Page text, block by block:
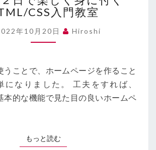
CODE?
た
日
で
し
く
身
に
HTML/CSS
入
CSS入門教室
年10月20日 Hiroshi
うことで、ホームページを作ること
になりました。 工夫をすれば、
本的な機能で見た目の良いホームペ
もっと読むもっと読む